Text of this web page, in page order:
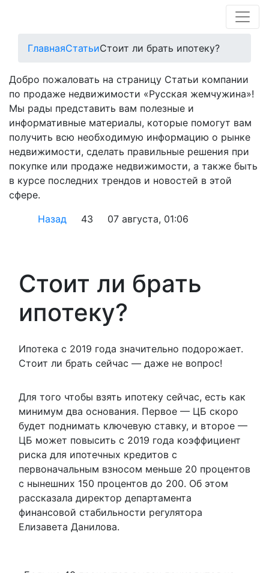
ГлавнаяСтатьиСтоит ли брать ипотеку?
Добро пожаловать на страницу Статьи компании
по продаже недвижимости «Русская жемчужина»!
Мы рады представить вам полезные и
информативные материалы, которые помогут вам
получить всю необходимую информацию о рынке
недвижимости, сделать правильные решения при
покупке или продаже недвижимости, а также быть
в курсе последних трендов и новостей в этой
сфере.
Назад
43 07 августа, 01:06
Стоит ли брать
ипотеку?
Ипотека с 2019 года значительно подорожает.
Стоит ли брать сейчас — даже не вопрос!
Для того чтобы взять ипотеку сейчас, есть как
минимум два основания. Первое — ЦБ скоро
будет поднимать ключевую ставку, и второе —
ЦБ может повысить с 2019 года коэффициент
риска для ипотечных кредитов с
первоначальным взносом меньше 20 процентов
с нынешних 150 процентов до 200. Об этом
рассказала директор департамента
финансовой стабильности регулятора
Елизавета Данилова.